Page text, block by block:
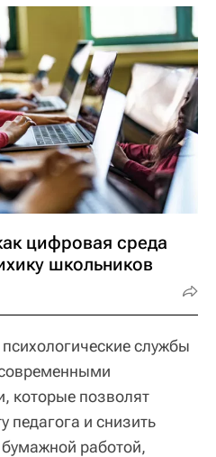
цифровая среда
школьников
службы
которые позволят
педагога и снизить
работой,